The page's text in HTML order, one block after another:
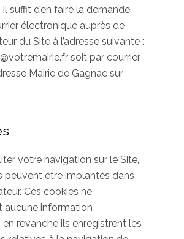
il suffit d’en faire la demande
électronique auprès de
du Site à l’adresse suivante :
soit par courrier
Mairie de Gagnac sur
votre navigation sur le Site,
peuvent être implantés dans
Ces cookies ne
aucune information
revanche ils enregistrent les